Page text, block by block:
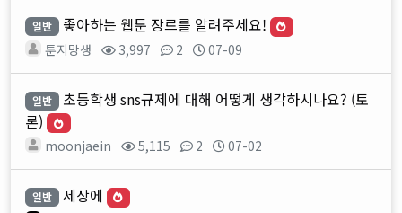
일반 좋아하는 웹툰 장르를 알려주세요!
툰지망생 3,997 2 07-09
일반
초등학생 sns규제에 대해 어떻게 생각하시나요? (토
론)
moonjaein 5,115 2 07-02
일반 세상에